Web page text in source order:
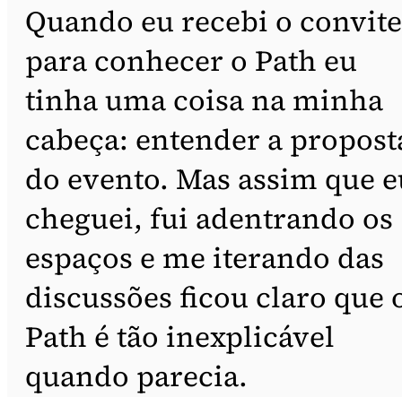
Quando eu recebi o convite
para conhecer o Path eu
tinha uma coisa na minha
cabeça: entender a
do evento. Mas assim que
cheguei, fui adentrando os
espaços e me iterando das
discussões ficou claro que
Path é tão inexplicável
quando parecia.